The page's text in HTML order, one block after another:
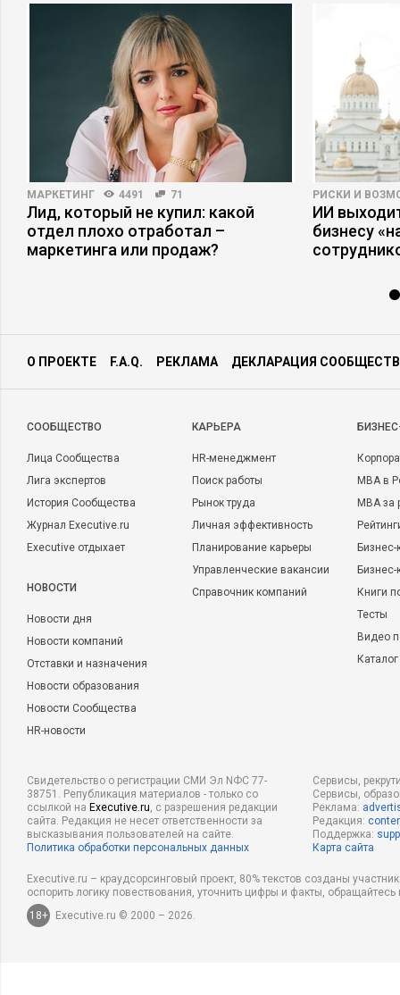
МАРКЕТИНГ 4491 71
Лид, который не купил: какой
отдел плохо отработал –
маркетинга или продаж?
РИСКИ И
ИИ
бизнесу
О ПРОЕКТЕ F.A.Q. РЕКЛАМА ДЕКЛАРАЦИЯ
CООБЩЕСТВО
Лица Сообщества
Лига экспертов
История Сообщества
Журнал Executive.ru
Executive отдыхает
НОВОСТИ
Новости дня
Новости компаний
Отставки и назначения
Новости образования
Новости Сообщества
HR-новости
КАРЬЕРА
HR-менеджмент
Поиск работы
Рынок труда
Личная эффективность
Планирование карьеры
Управленческие вакансии
Справочник компаний
MBA в
MBA
Бизнес-
Книги
Тесты
Видео
Свидетельство о регистрации СМИ Эл NФС 77-
38751. Републикация материалов - только со
ссылкой на Executive.ru, с разрешения редакции
сайта. Редакция не несет ответственности за
высказывания пользователей на сайте.
Политика обработки персональных данных
Сервисы,
Сервисы,
Реклама:
Редакция:
Поддержка:
Карта сайта
Executive.ru – краудсорсинговый проект, 80% текстов созданы
оспорить логику повествования, уточнить цифры и факты,
18+
Executive.ru © 2000 – 2026.